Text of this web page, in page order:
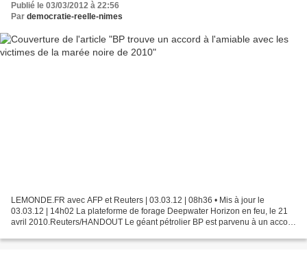
Publié le 03/03/2012 à 22:56
Par democratie-reelle-nimes
LEMONDE.FR avec AFP et Reuters | 03.03.12 | 08h36 • Mis à jour le
03.03.12 | 14h02 La plateforme de forage Deepwater Horizon en feu, le 21
avril 2010.Reuters/HANDOUT Le géant pétrolier BP est parvenu à un accord